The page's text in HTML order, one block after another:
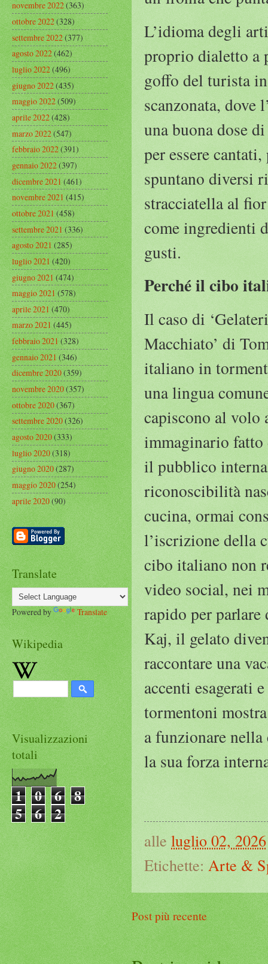
L’idioma degli
proprio dialetto a
goffo del turista
scanzonata, dove
una buona dose
per essere
spuntano diversi
stracciatella al
come ingredienti
gusti.
Perché il cibo
Il caso di
Macchiato’ di
italiano in
una lingua
capiscono al volo
immaginario fatto
il pubblico
riconoscibilità
cucina, ormai
l’iscrizione della
cibo italiano non
video social, nei
rapido per parlare
Kaj, il gelato
raccontare una
accenti esagerati
tormentoni
a funzionare
la sua forza
alle luglio 02, 2026
Etichette: Arte &
Post più recente
novembre 2022(363)
ottobre 2022(328)
settembre 2022(377)
agosto 2022(462)
luglio 2022(496)
giugno 2022(435)
maggio 2022(509)
aprile 2022(428)
marzo 2022(547)
febbraio 2022(391)
gennaio 2022(397)
dicembre 2021(461)
novembre 2021(415)
ottobre 2021(458)
settembre 2021(336)
agosto 2021(285)
luglio 2021(420)
giugno 2021(474)
maggio 2021(578)
aprile 2021(470)
marzo 2021(445)
febbraio 2021(328)
gennaio 2021(346)
dicembre 2020(359)
novembre 2020(357)
ottobre 2020(367)
settembre 2020(326)
agosto 2020(333)
luglio 2020(318)
giugno 2020(287)
maggio 2020(254)
aprile 2020(90)
Translate
Powered by Translate
Wikipedia
Visualizzazioni
totali
1 0 6 8
5 6 2